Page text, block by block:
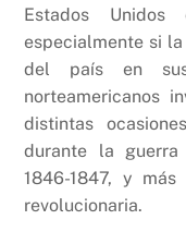
Estados
especialmente si
del país en
norteamericanos
distintas
durante la
1846-1847, y
revolucionaria.